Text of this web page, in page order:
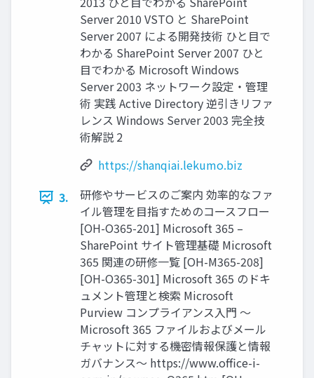
Server 2010 VSTO と SharePoint
Server 2007 による開発技術 ひと目で
わかる SharePoint Server 2007 ひと
目でわかる Microsoft Windows
Server 2003 ネットワーク設定・管理
術 実践 Active Directory 逆引きリファ
レンス Windows Server 2003 完全技
術解説 2
https://shanqiai.lekumo.biz
3.
研修やサービスのご案内 効率的なファ
イル管理を目指すためのコースフロー
[OH-O365-201] Microsoft 365 –
SharePoint サイト管理基礎 Microsoft
365 関連の研修一覧 [OH-M365-208]
[OH-O365-301] Microsoft 365 のドキ
ュメント管理と検索 Microsoft
Purview コンプライアンス入門 ～
Microsoft 365 ファイルおよびメール
チャットに対する機密情報保護と情報
ガバナンス～ https://www.office-i-